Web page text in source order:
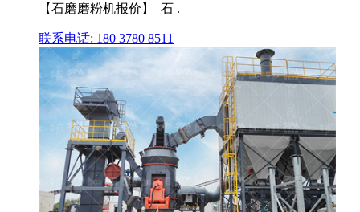
【石磨磨粉机报价】_石 .
联系电话: 180 3780 8511